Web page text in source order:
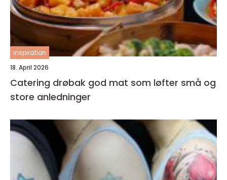
inspiration
18. April 2026
Catering drøbak god mat som løfter små og
store anledninger